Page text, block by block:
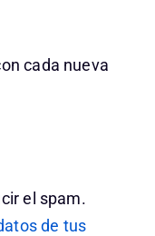
cada nueva
el spam.
de tus